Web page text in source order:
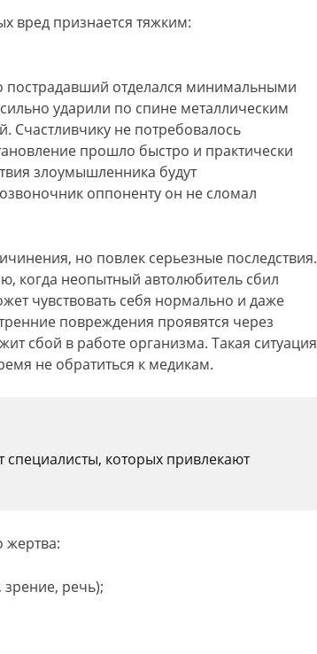
вред признается тяжким:
отделался минимальными
ударили по спине металлическим
Счастливчику не потребовалось
прошло быстро и практически
злоумышленника будут
оппоненту он не сломал
но повлек серьезные последствия.
когда неопытный автолюбитель сбил
чувствовать себя нормально и даже
повреждения проявятся через
сбой в работе организма. Такая ситуация
не обратиться к медикам.
специалисты, которых привлекают
жертва:
зрение, речь);